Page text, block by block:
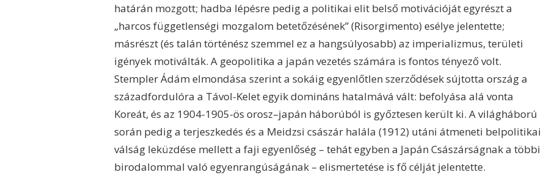
határán mozgott; hadba lépésre pedig a politikai elit belső motivációját egyrészt a
„harcos függetlenségi mozgalom betetőzésének” (Risorgimento) esélye jelentette;
másrészt (és talán történész szemmel ez a hangsúlyosabb) az imperializmus, területi
igények motiválták. A geopolitika a japán vezetés számára is fontos tényező volt.
Stempler Ádám elmondása szerint a sokáig egyenlőtlen szerződések sújtotta ország a
századfordulóra a Távol-Kelet egyik domináns hatalmává vált: befolyása alá vonta
Koreát, és az 1904-1905-ös orosz–japán háborúból is győztesen került ki. A világháború
során pedig a terjeszkedés és a Meidzsi császár halála (1912) utáni átmeneti belpolitikai
válság leküzdése mellett a faji egyenlőség – tehát egyben a Japán Császárságnak a többi
birodalommal való egyenrangúságának – elismertetése is fő célját jelentette.